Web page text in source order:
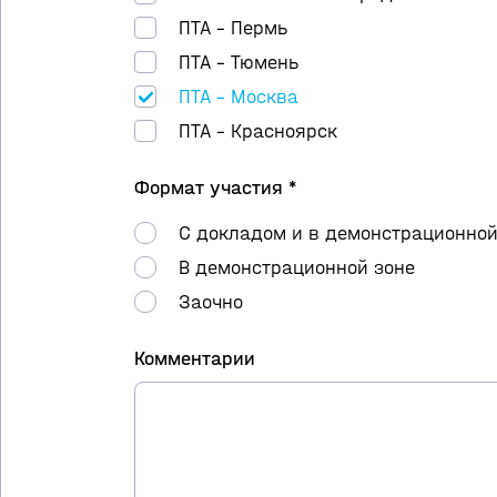
ПТА – Пермь
ПТА – Тюмень
ПТА – Москва
ПТА – Красноярск
Формат участия *
С докладом и в
В демонстрационной зоне
Заочно
Комментарии